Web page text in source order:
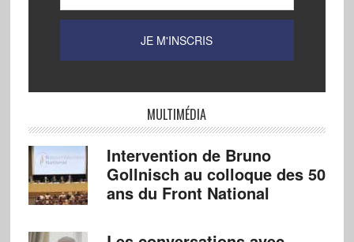
MULTIMÉDIA
Intervention de Bruno
Gollnisch au colloque des 50
ans du Front National